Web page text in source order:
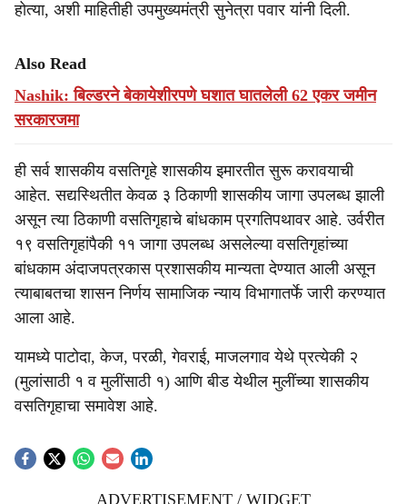
होत्या, अशी माहितीही उपमुख्यमंत्री सुनेत्रा पवार यांनी दिली.
Also Read
Nashik: बिल्डरने बेकायेशीरपणे घशात घातलेली 62 एकर जमीन
सरकारजमा
ही सर्व शासकीय वसतिगृहे शासकीय इमारतीत सुरू करावयाची
आहेत. सद्यस्थितीत केवळ ३ ठिकाणी शासकीय जागा उपलब्ध झाली
असून त्या ठिकाणी वसतिगृहाचे बांधकाम प्रगतिपथावर आहे. उर्वरीत
१९ वसतिगृहांपैकी ११ जागा उपलब्ध असलेल्या वसतिगृहांच्या
बांधकाम अंदाजपत्रकास प्रशासकीय मान्यता देण्यात आली असून
त्याबाबतचा शासन निर्णय सामाजिक न्याय विभागातर्फे जारी करण्यात
आला आहे.
यामध्ये पाटोदा, केज, परळी, गेवराई, माजलगाव येथे प्रत्येकी २
(मुलांसाठी १ व मुलींसाठी १) आणि बीड येथील मुलींच्या शासकीय
वसतिगृहाचा समावेश आहे.
ADVERTISEMENT / WIDGET